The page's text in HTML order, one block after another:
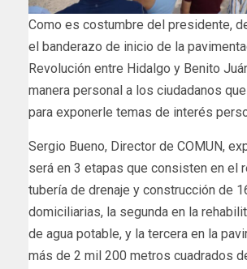
Como es costumbre del presidente,
el banderazo de inicio de la
Revolución entre Hidalgo y Benito
manera personal a los ciudadanos
para exponerle temas de interés
Sergio Bueno, Director de COMUN,
será en 3 etapas que consisten en el
tubería de drenaje y construcción de
domiciliarias, la segunda en la
de agua potable, y la tercera en la
más de 2 mil 200 metros cuadrados